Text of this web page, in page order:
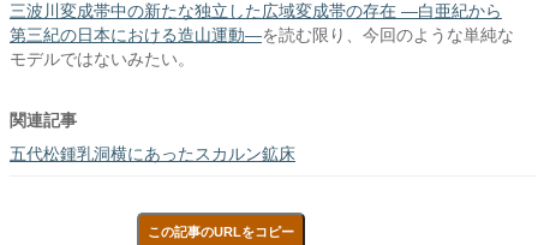
三波川変成帯中の新たな独立した広域変成帯の存在 ―白亜紀から
第三紀の日本における造山運動―を読む限り、今回のような単純な
モデルではないみたい。
関連記事
五代松鍾乳洞横にあったスカルン鉱床
この記事のURLをコピー